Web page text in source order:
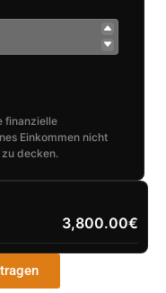
finanzielle
Einkommen nicht
decken.
3,800.00€